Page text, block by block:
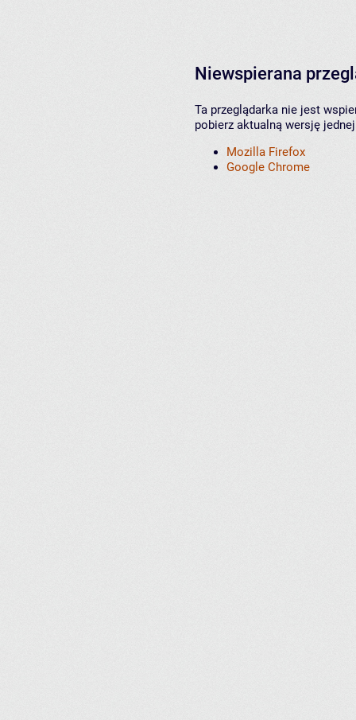
Niewspierana
Ta przeglądarka nie jest
pobierz aktualną wersję
Mozilla Firefox
Google Chrome